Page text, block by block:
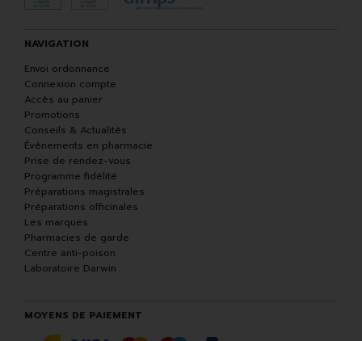
NAVIGATION
Envoi ordonnance
Connexion compte
Accès au panier
Promotions
Conseils & Actualités
Événements en pharmacie
Prise de rendez-vous
Programme fidélité
Préparations magistrales
Préparations officinales
Les marques
Pharmacies de garde
Centre anti-poison
Laboratoire Darwin
MOYENS DE PAIEMENT